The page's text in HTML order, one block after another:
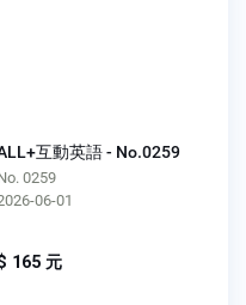
互動英語 - No.0259
0259
06-01
165 元